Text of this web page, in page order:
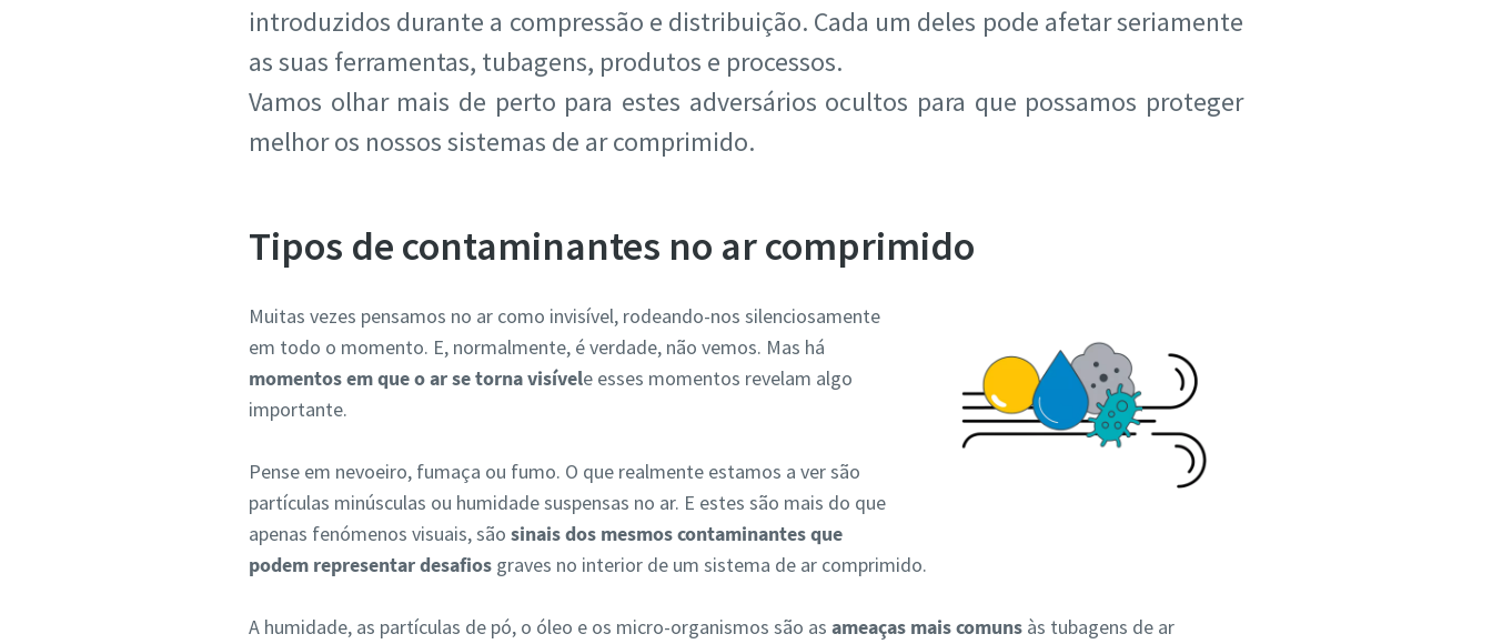
introduzidos durante a compressão e distribuição. Cada um deles pode afetar seriamente
as suas ferramentas, tubagens, produtos e processos.
Vamos olhar mais de perto para estes adversários ocultos para que possamos proteger
melhor os nossos sistemas de ar comprimido.
Tipos de contaminantes no ar comprimido
Muitas vezes pensamos no ar como invisível, rodeando-nos silenciosamente
em todo o momento. E, normalmente, é verdade, não vemos. Mas há
momentos em que o ar se torna visívele esses momentos revelam algo
importante.
Pense em nevoeiro, fumaça ou fumo. O que realmente estamos a ver são
partículas minúsculas ou humidade suspensas no ar. E estes são mais do que
apenas fenómenos visuais, são sinais dos mesmos contaminantes que
podem representar desafios graves no interior de um sistema de ar comprimido.
A humidade, as partículas de pó, o óleo e os micro-organismos são as ameaças mais comuns às tubagens de ar